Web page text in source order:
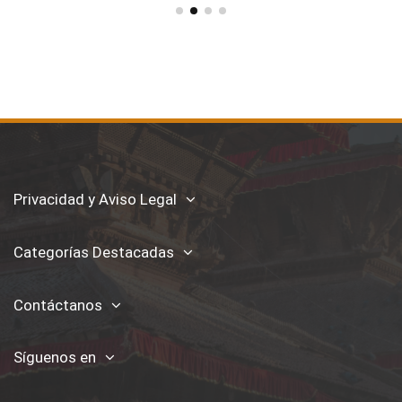
Privacidad y Aviso Legal
Categorías Destacadas
Contáctanos
Síguenos en